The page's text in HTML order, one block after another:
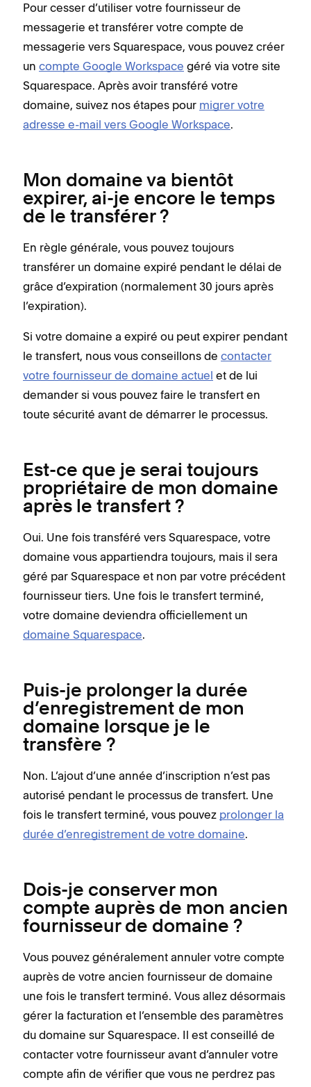
Pour cesser d’utiliser votre fournisseur de
messagerie et transférer votre compte de
messagerie vers Squarespace, vous pouvez créer
un compte Google Workspace géré via votre site
Squarespace. Après avoir transféré votre
domaine, suivez nos étapes pour migrer votre
adresse e-mail vers Google Workspace.
Mon domaine va bientôt
expirer, ai-je encore le temps
de le transférer ?
En règle générale, vous pouvez toujours
transférer un domaine expiré pendant le délai de
grâce d’expiration (normalement 30 jours après
l’expiration).
Si votre domaine a expiré ou peut expirer pendant
le transfert, nous vous conseillons de contacter
votre fournisseur de domaine actuel et de lui
demander si vous pouvez faire le transfert en
toute sécurité avant de démarrer le processus.
Est-ce que je serai toujours
propriétaire de mon domaine
après le transfert ?
Oui. Une fois transféré vers Squarespace, votre
domaine vous appartiendra toujours, mais il sera
géré par Squarespace et non par votre précédent
fournisseur tiers. Une fois le transfert terminé,
votre domaine deviendra officiellement un
domaine Squarespace.
Puis-je prolonger la durée
d’enregistrement de mon
domaine lorsque je le
transfère ?
Non. L’ajout d’une année d’inscription n’est pas
autorisé pendant le processus de transfert. Une
fois le transfert terminé, vous pouvez prolonger la
durée d’enregistrement de votre domaine.
Dois-je conserver mon
compte auprès de mon ancien
fournisseur de domaine ?
Vous pouvez généralement annuler votre compte
auprès de votre ancien fournisseur de domaine
une fois le transfert terminé. Vous allez désormais
gérer la facturation et l’ensemble des paramètres
du domaine sur Squarespace. Il est conseillé de
contacter votre fournisseur avant d’annuler votre
compte afin de vérifier que vous ne perdrez pas